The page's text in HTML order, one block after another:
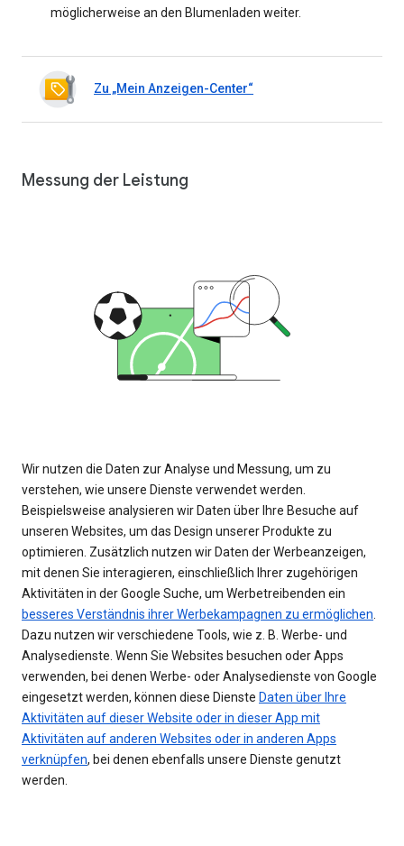
möglicherweise an den Blumenladen weiter.
Zu „Mein Anzeigen-Center“
Messung der Leistung
Wir nutzen die Daten zur Analyse und Messung, um zu
verstehen, wie unsere Dienste verwendet werden.
Beispielsweise analysieren wir Daten über Ihre Besuche auf
unseren Websites, um das Design unserer Produkte zu
optimieren. Zusätzlich nutzen wir Daten der Werbeanzeigen,
mit denen Sie interagieren, einschließlich Ihrer zugehörigen
Aktivitäten in der Google Suche, um Werbetreibenden ein
besseres Verständnis ihrer Werbekampagnen zu ermöglichen.
Dazu nutzen wir verschiedene Tools, wie z. B. Werbe- und
Analysedienste. Wenn Sie Websites besuchen oder Apps
verwenden, bei denen Werbe- oder Analysedienste von Google
eingesetzt werden, können diese Dienste Daten über Ihre
Aktivitäten auf dieser Website oder in dieser App mit
Aktivitäten auf anderen Websites oder in anderen Apps
verknüpfen, bei denen ebenfalls unsere Dienste genutzt
werden.